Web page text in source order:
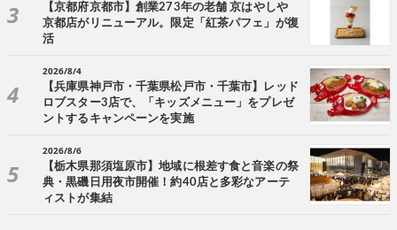
【京都府京都市】創業273年の老舗 京はやしや
京都店がリニューアル。限定「紅茶パフェ」が復
活
2026/8/4
【兵庫県神戸市・千葉県松戸市・千葉市】レッド
ロブスター3店で、「キッズメニュー」をプレゼ
ントするキャンペーンを実施
2026/8/6
【栃木県那須塩原市】地域に根差す食と音楽の祭
典・黒磯日用夜市開催！約40店と多彩なアーテ
ィストが集結